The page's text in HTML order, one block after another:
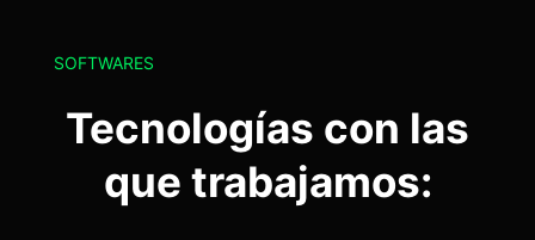
SOFTWARES
Tecnologías con las
que trabajamos: